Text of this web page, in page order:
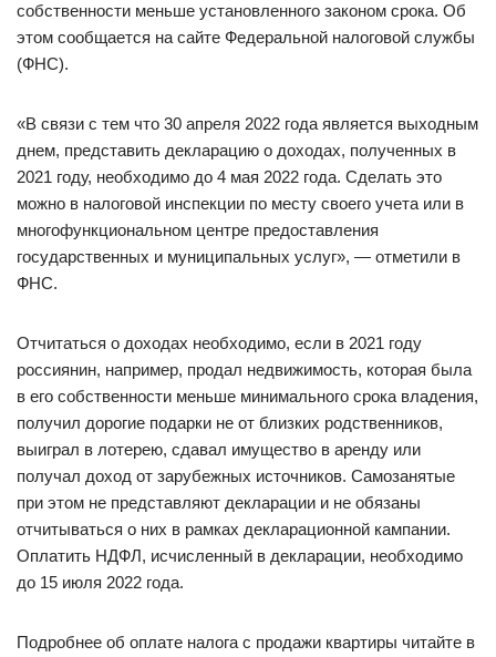
собственности меньше установленного законом срока. Об
этом сообщается на сайте Федеральной налоговой службы
(ФНС).
«В связи с тем что 30 апреля 2022 года является выходным
днем, представить декларацию о доходах, полученных в
2021 году, необходимо до 4 мая 2022 года. Сделать это
можно в налоговой инспекции по месту своего учета или в
многофункциональном центре предоставления
государственных и муниципальных услуг», — отметили в
ФНС.
Отчитаться о доходах необходимо, если в 2021 году
россиянин, например, продал недвижимость, которая была
в его собственности меньше минимального срока владения,
получил дорогие подарки не от близких родственников,
выиграл в лотерею, сдавал имущество в аренду или
получал доход от зарубежных источников. Самозанятые
при этом не представляют декларации и не обязаны
отчитываться о них в рамках декларационной кампании.
Оплатить НДФЛ, исчисленный в декларации, необходимо
до 15 июля 2022 года.
Подробнее об оплате налога с продажи квартиры читайте в